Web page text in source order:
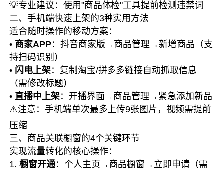
💡专业建议：使用"商品体检"工具提前检测违禁词
二、手机端快速上架的3种实用方法
适合随时操作的移动方案：
• 商家APP：抖音商家版→商品管理→新增商品（支
持扫码识别）
• 闪电上架：复制淘宝/拼多多链接自动抓取信息
（需修改标题）
•直播中上架：开播界面→商品管理→紧急添加新品
⚠️注意：手机端单次最多上传9张图片，视频需提前
压缩
三、商品关联橱窗的4个关键环节
实现流量转化的核心操作：
1.橱窗开通：个人主页→商品橱窗→立即申请（需